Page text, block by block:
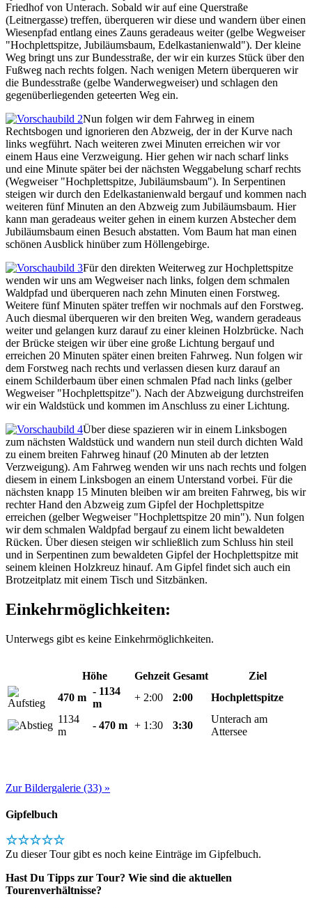
Friedhof von Unterach. Sobald wir auf eine Querstraße
(Leitnergasse) treffen, überqueren wir diese und wandern über einen
Wiesenpfad entlang eines Zauns geradeaus weiter (gelbe Wegweiser
"Hochplettspitze, Jubiläumsbaum, Edelkastanienwald"). Der kleine
Weg bringt uns zur Bundesstraße, der wir ein kurzes Stück über den
Fußweg nach rechts folgen. Nach wenigen Metern überqueren wir
die Bundesstraße (gelbe Wanderwegweiser) und schlagen den
gegenüberliegenden geteerten Weg ein.
Nun folgen wir dem Fahrweg in einem
Rechtsbogen und ignorieren den Abzweig, der in der Kurve nach
links wegführt. Nach weiteren zwei Minuten erreichen wir vor
einem Haus eine Verzweigung. Hier gehen wir nach scharf links
und eine Minute später bei der nächsten Weggabelung scharf rechts
(Wegweiser "Hochplettspitze, Jubiläumsbaum"). In Serpentinen
steigen wir durch den Edelkastanienwald bergauf und kommen nach
weiteren fünf Minuten an den Abzweig zum Jubiläumsbaum. Hier
kann man geradeaus weiter gehen in einem kurzen Abstecher dem
Jubiläumsbaum einen Besuch abstatten. Vom Baum hat man einen
schönen Ausblick hinüber zum Höllengebirge.
Für den direkten Weiterweg zur Hochplettspitze
wenden wir uns am Wegweiser nach links, folgen dem schmalen
Waldpfad und überqueren nach zehn Minuten einen Forstweg.
Weitere fünf Minuten später treffen wir nochmals auf den Forstweg.
Auch diesmal überqueren wir den breiten Weg, wandern geradeaus
weiter und gelangen kurz darauf zu einer kleinen Holzbrücke. Nach
der Brücke steigen wir über eine große Lichtung bergauf und
erreichen 20 Minuten später einen breiten Fahrweg. Nun folgen wir
dem Forstweg nach rechts und verlassen diesen kurz darauf an
einem Schilderbaum über einen schmalen Pfad nach links (gelber
Wegweiser "Hochplettspitze"). Nach der Abzweigung durchstreifen
wir ein Waldstück und kommen im Anschluss zu einer Lichtung.
Über diese spazieren wir in einem Linksbogen
zum nächsten Waldstück und wandern nun steil durch dichten Wald
zu einem breiten Fahrweg hinauf (20 Minuten ab der letzten
Verzweigung). Am Fahrweg wenden wir uns nach rechts und folgen
diesem in einem Linksbogen an einem Unterstand vorbei. Für die
nächsten knapp 15 Minuten bleiben wir am breiten Fahrweg, bis wir
rechter Hand den Abzweig zum Gipfel der Hochplettspitze
erreichen (gelber Wegweiser "Hochplettspitze 20 min"). Nun folgen
wir dem schmalen Waldpfad bergauf zu einem licht bewaldeten
Rücken. Über diesen steigen wir schließlich zum Schluss hin steil
und in Serpentinen zum bewaldeten Gipfel der Hochplettspitze mit
seinem kleinen Holzkreuz hinauf. Am Gipfel findet sich auch ein
Brotzeitplatz mit einem Tisch und Sitzbänken.
Einkehrmöglichkeiten:
Unterwegs gibt es keine Einkehrmöglichkeiten.
Höhe Gehzeit Gesamt
Ziel
470 m
- 1134
m
+ 2:00 2:00
Hochplettspitze
1134
m
- 470 m + 1:30 3:30
Unterach am
Attersee
Zur Bildergalerie (33) »
Gipfelbuch
☆☆☆☆☆
Zu dieser Tour gibt es noch keine Einträge im Gipfelbuch.
Hast Du Tipps zur Tour? Wie sind die aktuellen
Tourenverhältnisse?